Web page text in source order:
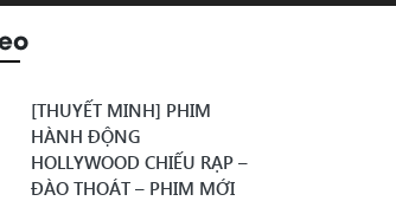
[THUYẾT MINH] PHIM
HÀNH ĐỘNG
HOLLYWOOD CHIẾU RẠP –
ĐÀO THOÁT – PHIM MỚI